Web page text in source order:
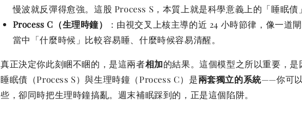
慢波就反彈得愈強。這股 Process S，本質上就是科學意義上的「睡眠債
Process C（生理時鐘）
：由視交叉上核主導的近 24 小時節律，像一道
當中「什麼時候」比較容易睡、什麼時候容易清醒。
真正決定你此刻睏不睏的，是這兩者相加的結果。這個模型之所以重要，
睡眠債（Process S）與生理時鐘（Process C）是兩套獨立的系統——你可
些，卻同時把生理時鐘搞亂。週末補眠踩到的，正是這個陷阱。